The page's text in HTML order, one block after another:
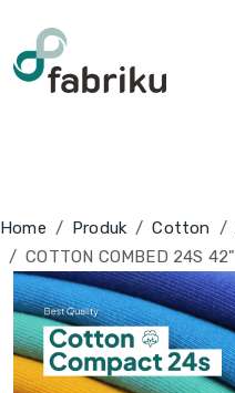
Home Produk Cotton
COTTON COMBED 24S